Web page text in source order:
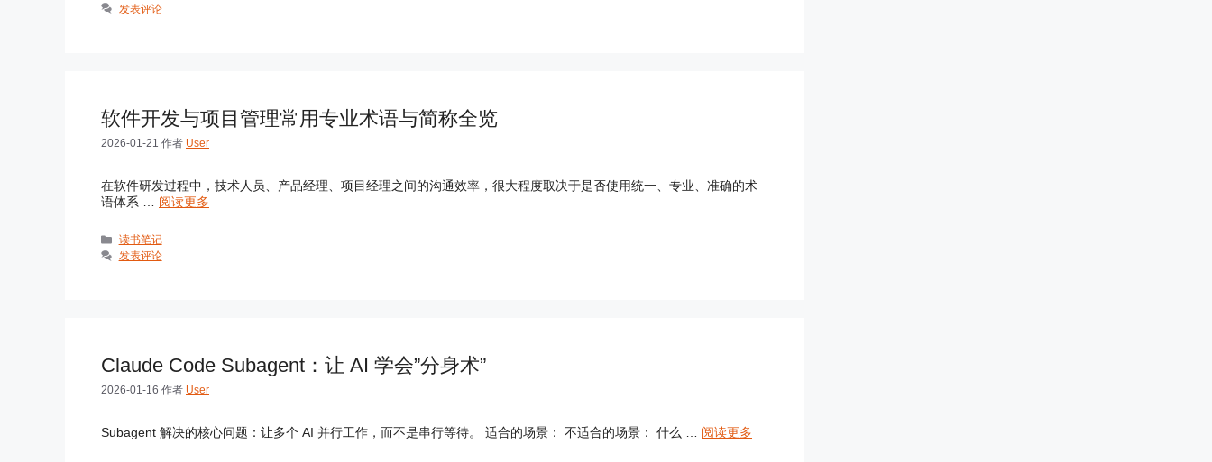
签
发表评论
软件开发与项目管理常用专业术语与简称全览
2026-01-21 作者 User
在软件研发过程中，技术人员、产品经理、项目经理之间的沟通效率，很大程度取决于是否使用统一、专业、准确的术
语体系 … 阅读更多
分
类
读书笔记
发表评论
Claude Code Subagent：让 AI 学会”分身术”
2026-01-16 作者 User
Subagent 解决的核心问题：让多个 AI 并行工作，而不是串行等待。 适合的场景： 不适合的场景： 什么 … 阅读更多